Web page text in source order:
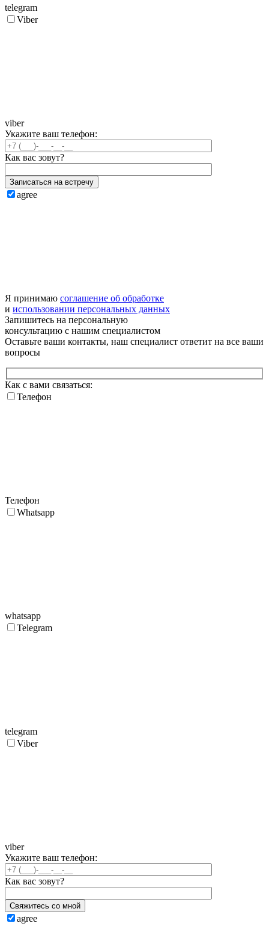
telegram
Viber
viber
Укажите ваш телефон:
Как вас зовут?
Записаться на встречу
agree
Я принимаю соглашение об обработке
и использовании персональных данных
Запишитесь на персональную
консультацию с нашим специалистом
Оставьте ваши контакты, наш специалист ответит на все ваши
вопросы
Как с вами связаться:
Телефон
Телефон
Whatsapp
whatsapp
Telegram
telegram
Viber
viber
Укажите ваш телефон:
Как вас зовут?
Свяжитесь со мной
agree